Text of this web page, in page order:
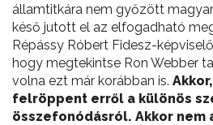
államtitkára nem győzött
késő jutott el az elfogadható
Répássy Róbert Fidesz-
hogy megtekintse Ron Webber
volna ezt már korábban is.
felröppent erről a különös
összefonódásról. Akkor